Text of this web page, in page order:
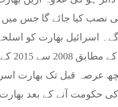
نصب کیا جائے گا جس
اسرائیل بھارت کو
ملک ہے
عرصہ قبل تک بھارت
کی حکومت آنے کے بعد